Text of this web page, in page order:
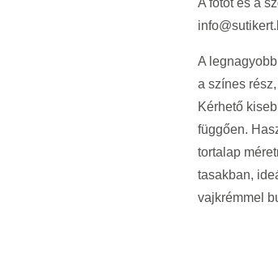
A fotót és a
A
a színes
Kérhető
függően.
tortalap
tasakban,
vajkrémmel